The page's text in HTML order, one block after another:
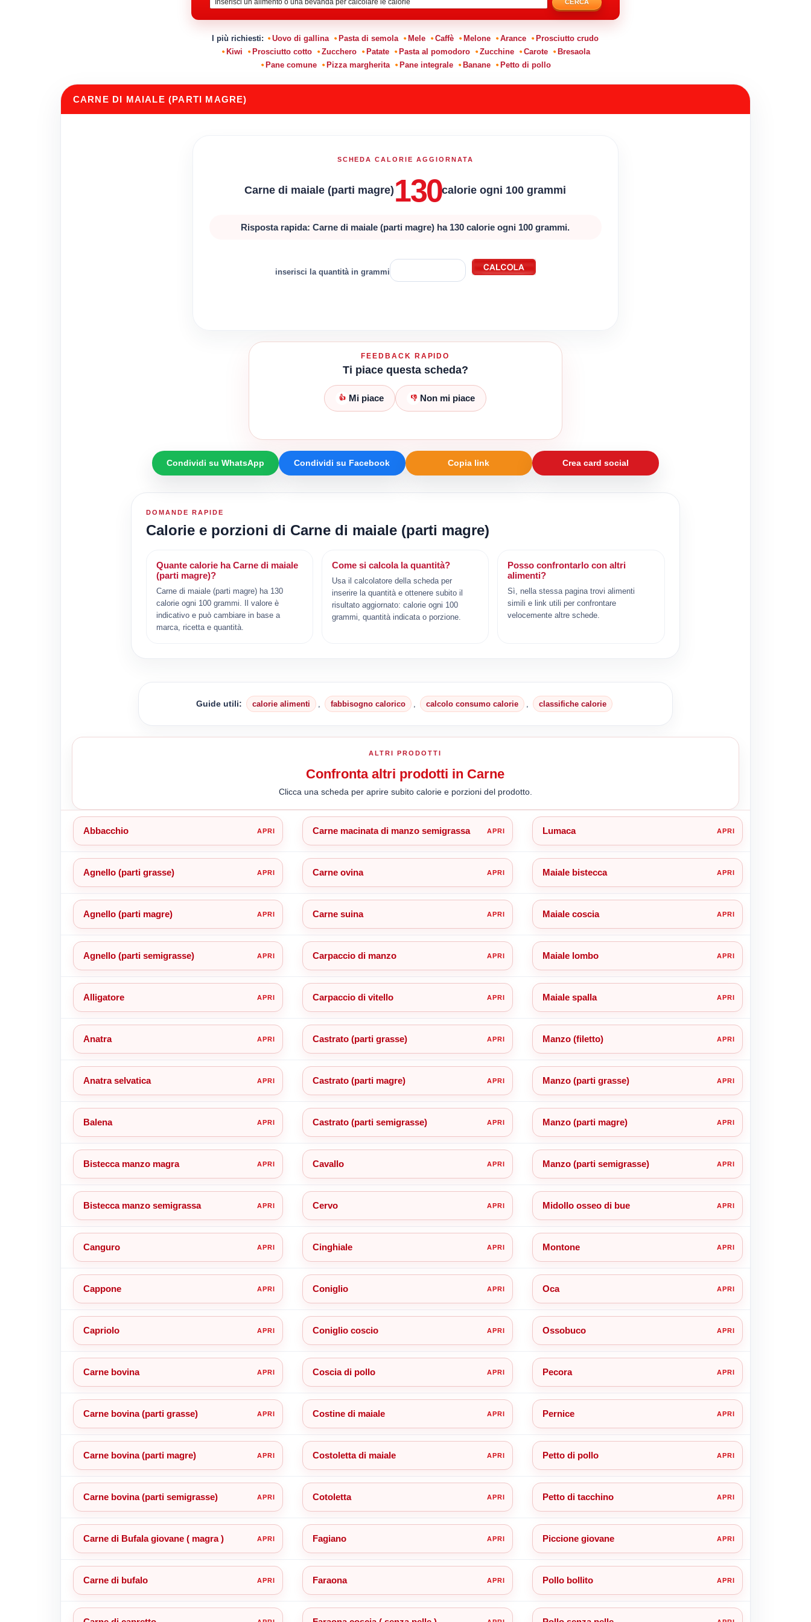
CERCA
I più richiesti: Uovo di gallina Pasta di semola Mele Caffè Melone Arance
Prosciutto crudo
Kiwi
Prosciutto cotto Zucchero Patate Pasta al pomodoro Zucchine Carote
Bresaola
Pane comune
Pizza margherita Pane integrale Banane Petto di pollo
CARNE DI MAIALE (PARTI MAGRE)
SCHEDA CALORIE AGGIORNATA
Carne di maiale (parti magre) 130calorie ogni 100 grammi
Risposta rapida: Carne di maiale (parti magre) ha 130 calorie ogni 100 grammi.
inserisci la quantità in grammi
FEEDBACK RAPIDO
Ti piace questa scheda?
👍 Mi piace 👎 Non mi piace
Condividi su WhatsApp Condividi su Facebook Copia link Crea card social
DOMANDE RAPIDE
Calorie e porzioni di Carne di maiale (parti magre)
Quante calorie ha Carne di maiale
(parti magre)?
Carne di maiale (parti magre) ha 130
calorie ogni 100 grammi. Il valore è
indicativo e può cambiare in base a
marca, ricetta e quantità.
Come si calcola la quantità?
Usa il calcolatore della scheda per
inserire la quantità e ottenere subito il
risultato aggiornato: calorie ogni 100
grammi, quantità indicata o porzione.
Posso confrontarlo con altri
alimenti?
Sì, nella stessa pagina trovi alimenti
simili e link utili per confrontare
velocemente altre schede.
Guide utili: calorie alimenti fabbisogno calorico calcolo consumo calorie classifiche calorie
ALTRI PRODOTTI
Confronta altri prodotti in Carne
Clicca una scheda per aprire subito calorie e porzioni del prodotto.
Abbacchio Carne macinata di manzo semigrassa Lumaca
Agnello (parti grasse) Carne ovina Maiale bistecca
Agnello (parti magre) Carne suina Maiale coscia
Agnello (parti semigrasse) Carpaccio di manzo Maiale lombo
Alligatore Carpaccio di vitello Maiale spalla
Anatra Castrato (parti grasse) Manzo (filetto)
Anatra selvatica Castrato (parti magre) Manzo (parti grasse)
Balena Castrato (parti semigrasse) Manzo (parti magre)
Bistecca manzo magra Cavallo Manzo (parti semigrasse)
Bistecca manzo semigrassa Cervo Midollo osseo di bue
Canguro Cinghiale Montone
Cappone Coniglio Oca
Capriolo Coniglio coscio Ossobuco
Carne bovina Coscia di pollo Pecora
Carne bovina (parti grasse) Costine di maiale Pernice
Carne bovina (parti magre) Costoletta di maiale Petto di pollo
Carne bovina (parti semigrasse) Cotoletta Petto di tacchino
Carne di Bufala giovane ( magra ) Fagiano Piccione giovane
Carne di bufalo Faraona Pollo bollito